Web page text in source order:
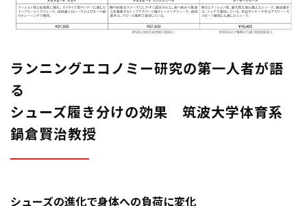
ランニングエコノミー研究の第一人者が語
る
シューズ履き分けの効果 筑波大学体育系
鍋倉賢治教授
シューズの進化で身体への負荷に変化